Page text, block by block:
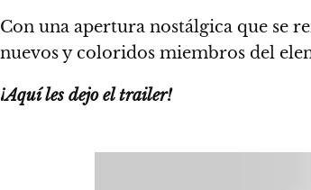
Con una apertura nostálgica que se
nuevos y coloridos miembros del
¡Aquí les dejo el trailer!